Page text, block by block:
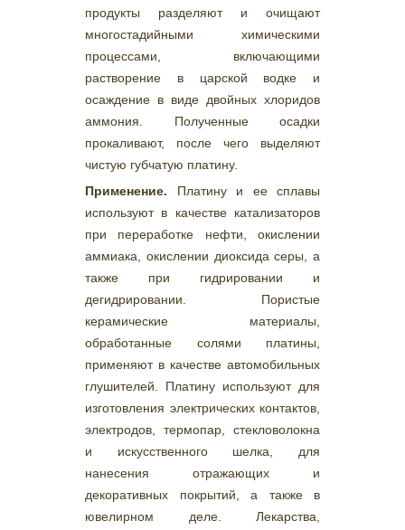
продукты разделяют и очищают
многостадийными химическими
процессами, включающими
растворение в царской водке и
осаждение в виде двойных хлоридов
аммония. Полученные осадки
прокаливают, после чего выделяют
чистую губчатую платину.
Применение. Платину и ее сплавы
используют в качестве катализаторов
при переработке нефти, окислении
аммиака, окислении диоксида серы, а
также при гидрировании и
дегидрировании. Пористые
керамические материалы,
обработанные солями платины,
применяют в качестве автомобильных
глушителей. Платину используют для
изготовления электрических контактов,
электродов, термопар, стекловолокна
и искусственного шелка, для
нанесения отражающих и
декоративных покрытий, а также в
ювелирном деле. Лекарства,